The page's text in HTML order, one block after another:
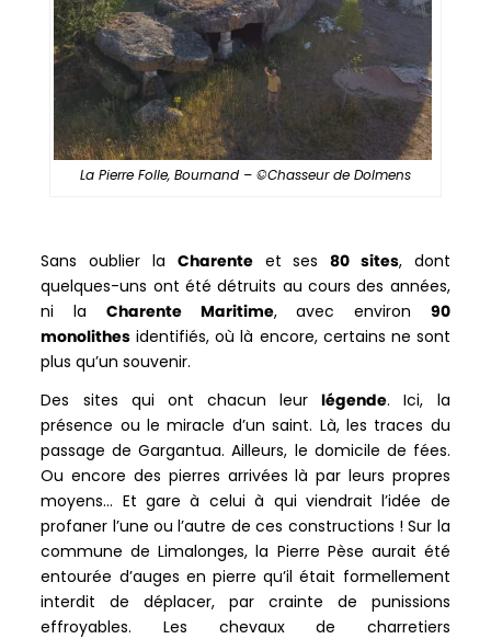
La Pierre Folle, Bournand – ©Chasseur de Dolmens
Sans oublier la Charenteet ses80 sites, dont
quelques-uns ont été détruits au cours des années,
ni la Charente Maritime, avec environ 90
monolithes identifiés, où là encore, certains ne sont
plus qu’un souvenir.
Des sites qui ont chacun leurlégende. Ici, la
présence ou le miracle d’un saint. Là, les traces du
passage de Gargantua. Ailleurs, le domicile de fées.
Ou encore des pierres arrivées là par leurs propres
moyens… Et gare à celui à qui viendrait l’idée de
profaner l’une ou l’autre de ces constructions ! Sur la
commune de Limalonges, la Pierre Pèse aurait été
entourée d’auges en pierre qu’il était formellement
interdit de déplacer, par crainte de punissions
effroyables. Les chevaux de charretiers